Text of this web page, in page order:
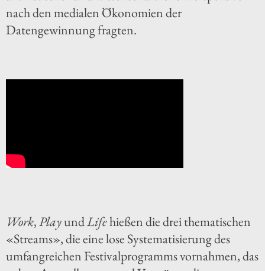
nach den medialen Ökonomien der
Datengewinnung fragten.
Work,PlayundLifehießen die drei thematischen
«Streams», die eine lose Systematisierung des
umfangreichen Festivalprogramms vornahmen, das